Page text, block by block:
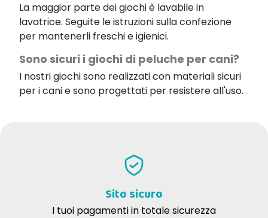
La maggior parte dei giochi è lavabile in
lavatrice. Seguite le istruzioni sulla confezione
per mantenerli freschi e igienici.
Sono sicuri i giochi di peluche per cani?
I nostri giochi sono realizzati con materiali sicuri
per i cani e sono progettati per resistere all'uso.
Sito sicuro
I tuoi pagamenti in totale sicurezza